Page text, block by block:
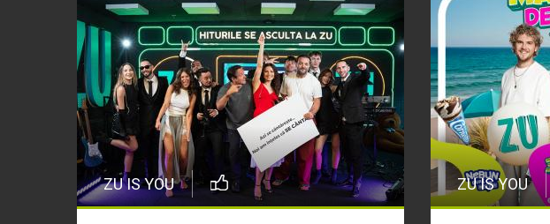
ZU IS YOU ZU IS YOU